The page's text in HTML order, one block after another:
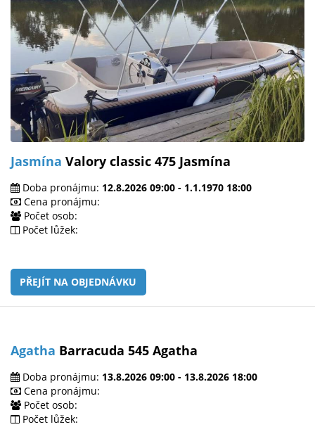
Jasmína Valory classic 475 Jasmína
Doba pronájmu: 12.8.2026 09:00 - 1.1.1970 18:00
Cena pronájmu:
Počet osob:
Počet lůžek:
PŘEJÍT NA OBJEDNÁVKU
Agatha Barracuda 545 Agatha
Doba pronájmu: 13.8.2026 09:00 - 13.8.2026 18:00
Cena pronájmu:
Počet osob:
Počet lůžek: